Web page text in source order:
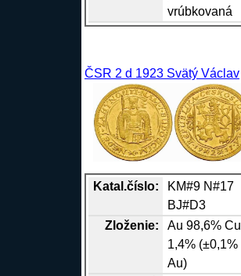
vrúbkovaná
ČSR 2 d 1923 Svätý Václav
Katal.číslo:
KM#9 N#17
BJ#D3
Zloženie:
Au 98,6%Cu
1,4% (±0,1%
Au)